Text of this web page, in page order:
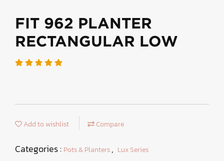
FIT 962 PLANTER
RECTANGULAR LOW
Add to wishlist Compare
Categories : Pots & Planters, Lux Series